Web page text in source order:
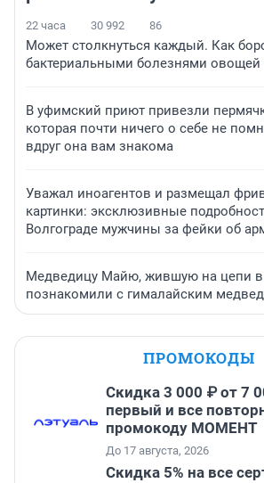
22 часа 30 992 86
Может столкнуться каждый. Как
бактериальными болезнями
В уфимский приют привезли
которая почти ничего о себе не
вдруг она вам знакома
Уважал иноагентов и размещал
картинки: эксклюзивные
Волгограде мужчины за фейки об
Медведицу Майю, жившую на цепи
познакомили с гималайским
ПРОМОКОДЫ
Скидка 3 000 ₽ от 7
первый и все
промокоду МОМЕНТ
До 17 августа, 2026
Скидка 5% на все